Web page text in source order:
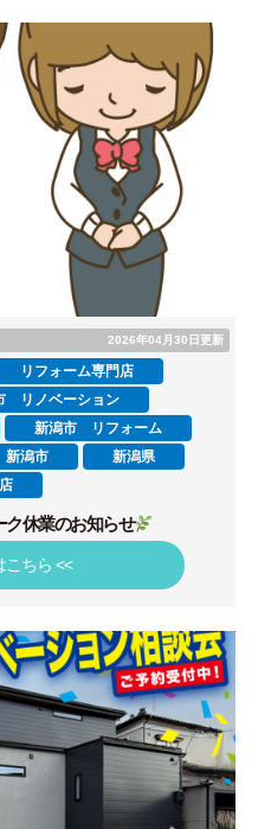
2026年04月30日更新
リフォーム専門店
リノベーション
新潟市 リフォーム
新潟市
新潟県
ク休業のお知らせ
こちら <<